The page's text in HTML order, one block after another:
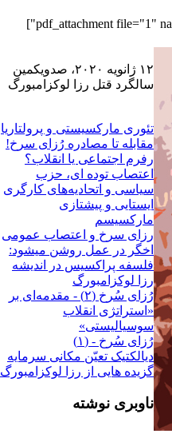
۱۲ ژانویه ۲۰۲۰، صدویکمین
سالگرد قتل رزا لوکزامبورگ
تئوری مارکسیستی و پرولتاریا
مقابله تا مصادره رُزای سرخ!
رفرم اجتماعی یا انقلاب؟
اعتصاب توده اى، حزب
سیاسی و اتحادیه‌های کارگری
ایستایی و پیشتازی
مارکسیسم
رزاى سرخ و اعتصاب عمومى
اخگر در عمل روشن میشود:
فلسفه پراکسیس در اندیشه
رزا لوکزامبورگ
رُزای سُرخ (۲) - مقدمه‌ای بر
«استراتژی انقلاب
سوسیالیستی»
رُزای سُرخ - (١)
ديالکتيک تعيّن مکانى سرمايه
گزيده هايى از رزا لوکزامبورگ
ناوبری نوشته